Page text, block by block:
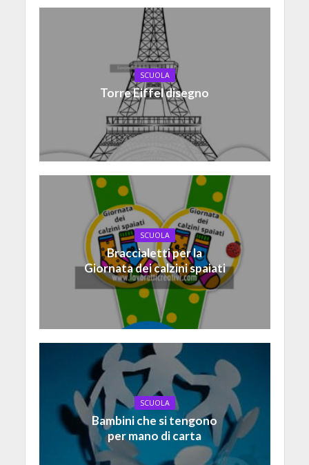
SCUOLA
Torre Eiffel disegno
SCUOLA
Braccialetti per la
Giornata dei calzini spaiati
SCUOLA
Bambini che si tengono
per mano di carta